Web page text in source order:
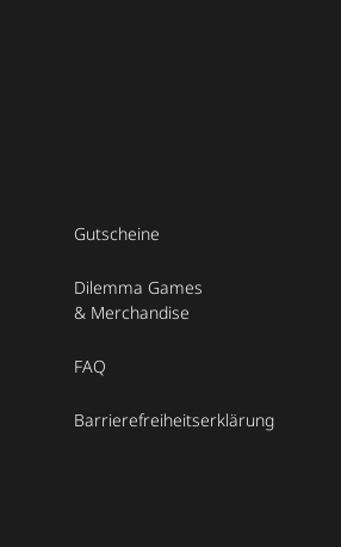
Gutscheine
Dilemma Games
& Merchandise
FAQ
Barrierefreiheitserklärung